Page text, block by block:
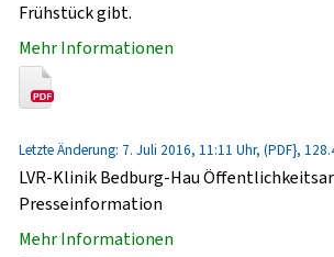
Frühstück gibt.
Mehr Informationen
Letzte Änderung: 7. Juli 2016, 11:11 Uhr, (PDF},
LVR-Klinik Bedburg-Hau
Presseinformation
Mehr Informationen